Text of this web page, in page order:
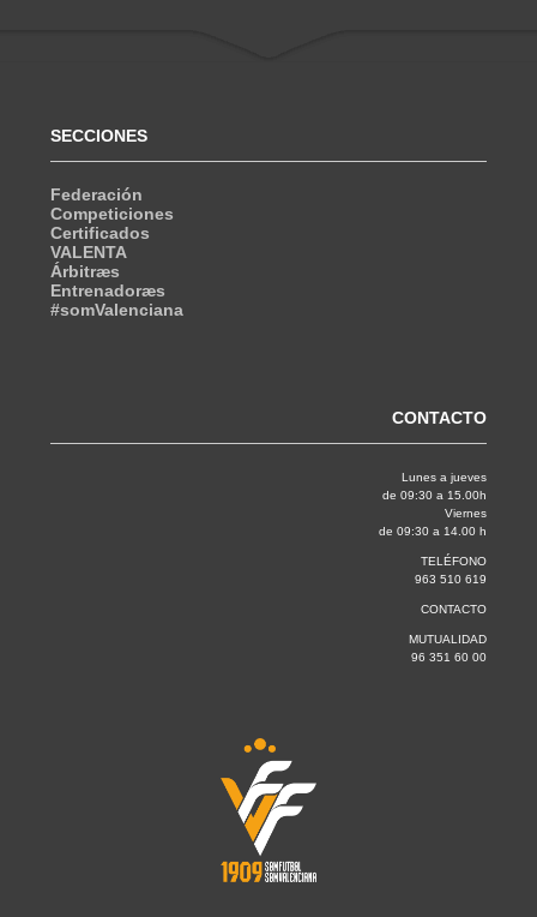
SECCIONES
Federación
Competiciones
Certificados
VALENTA
Árbitræs
Entrenadoræs
#somValenciana
CONTACTO
Lunes a jueves
de 09:30 a 15.00h
Viernes
de 09:30 a 14.00 h
TELÉFONO
963 510 619
CONTACTO
MUTUALIDAD
96 351 60 00